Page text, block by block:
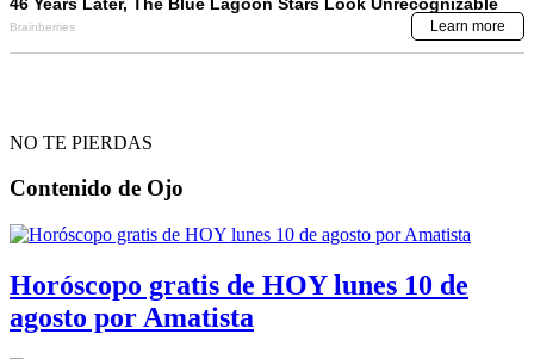
NO TE PIERDAS
Contenido de Ojo
Horóscopo gratis de HOY lunes 10 de
agosto por Amatista